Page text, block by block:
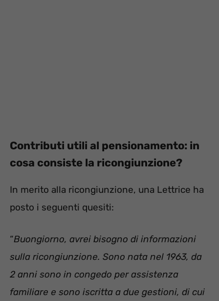
Contributi utili al pensionamento: in
cosa consiste la ricongiunzione?
In merito alla ricongiunzione, una Lettrice ha
posto i seguenti quesiti:
“Buongiorno, avrei bisogno di informazioni
sulla ricongiunzione. Sono nata nel 1963, da
2 anni sono in congedo per assistenza
familiare e sono iscritta a due gestioni, di cui